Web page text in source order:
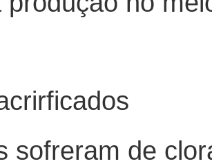
sofreram de